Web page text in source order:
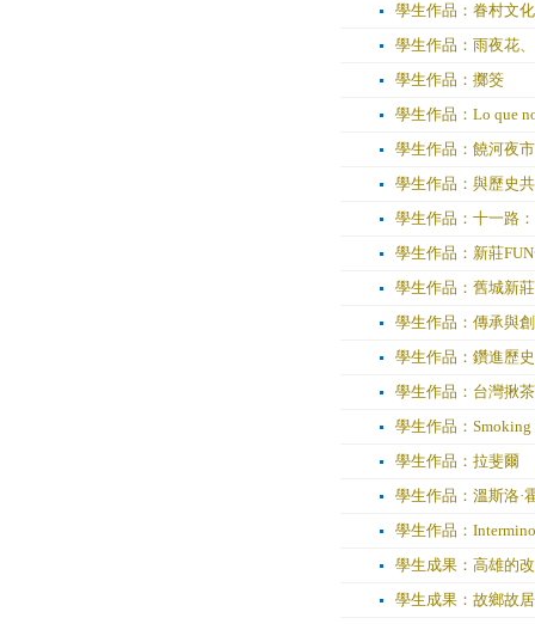
學生作品：眷村文化
學生作品：雨夜花
學生作品：擲筊
學生作品：Lo que
學生作品：饒河夜市
學生作品：與歷史
學生作品：十一路
學生作品：新莊
學生作品：舊城新
學生作品：傳承與
學生作品：鑽進歷
學生作品：台灣揪
學生作品：Smoking
學生作品：拉斐爾
學生作品：溫斯洛·
學生作品：
學生成果：高雄的
學生成果：故鄉故